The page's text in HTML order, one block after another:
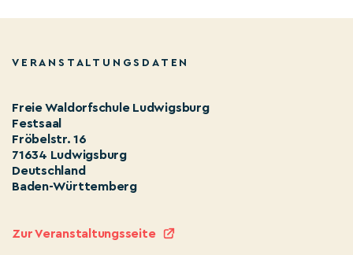
VERANSTALTUNGSDATEN
Freie Waldorfschule Ludwigsburg
Festsaal
Fröbelstr. 16
71634 Ludwigsburg
Deutschland
Baden-Württemberg
Zur Veranstaltungsseite